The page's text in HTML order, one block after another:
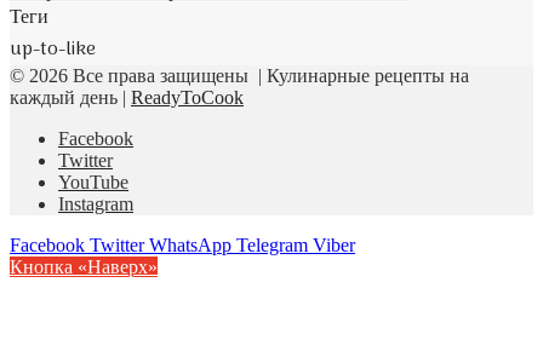
Теги
up-to-like
© 2026 Все права защищены | Кулинарные рецепты на
каждый день | ReadyToCook
Facebook
Twitter
YouTube
Instagram
Facebook Twitter WhatsApp Telegram Viber
Кнопка «Наверх»